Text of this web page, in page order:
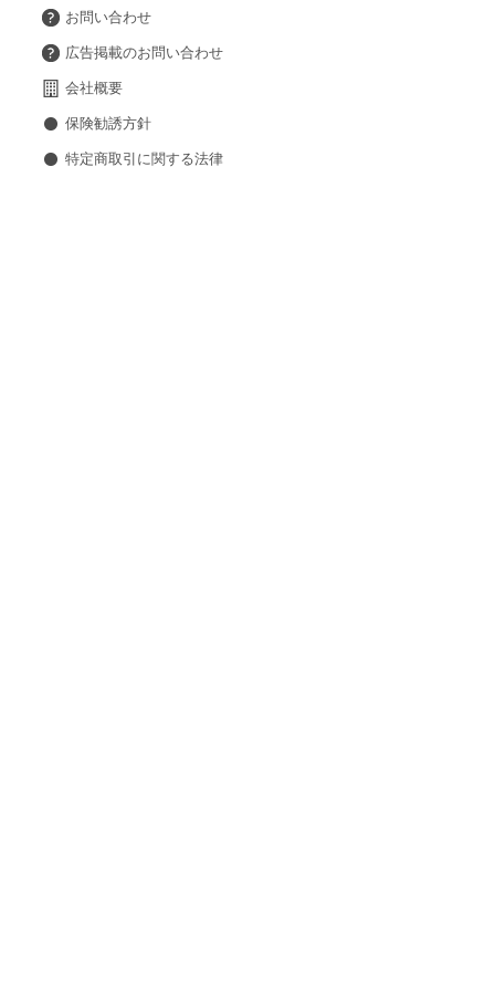
お問い合わせ
広告掲載のお問い合わせ
会社概要
保険勧誘方針
特定商取引に関する法律